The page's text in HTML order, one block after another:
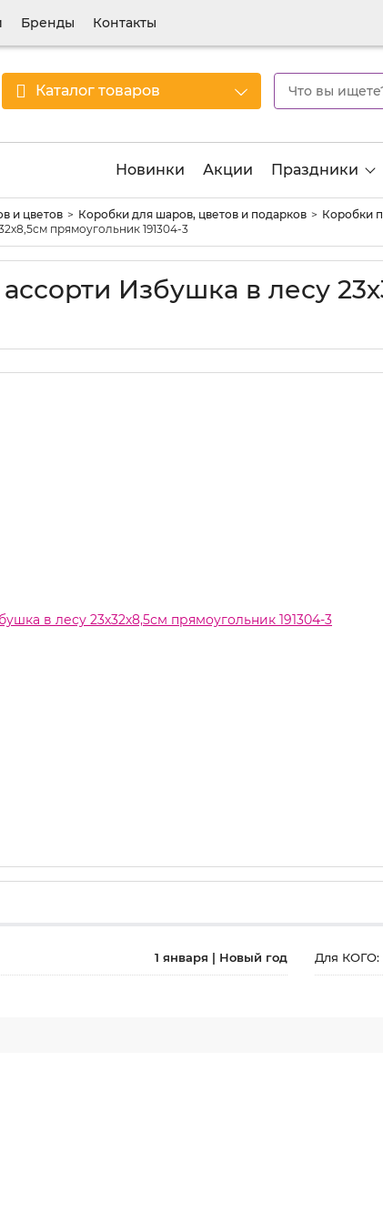
Бренды Контакты
Каталог товаров
Новинки Акции Праздники
и цветов Коробки для шаров, цветов и подарков
Коробки
прямоугольник 191304-3
Избушка в лесу
1 января | Новый год Для КОГО: